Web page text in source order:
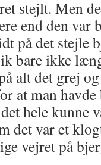
stejlt. Men
end den var
på det stejle
bare ikke
alt det grej
at man
hele
det var et
vejret på